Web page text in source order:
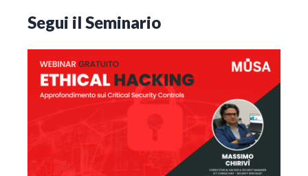
Segui il Seminario